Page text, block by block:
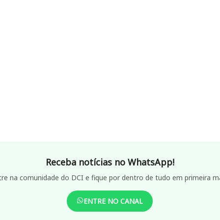
Receba notícias no WhatsApp!
na comunidade do DCI e fique por dentro de tudo em primeira
ENTRE NO CANAL